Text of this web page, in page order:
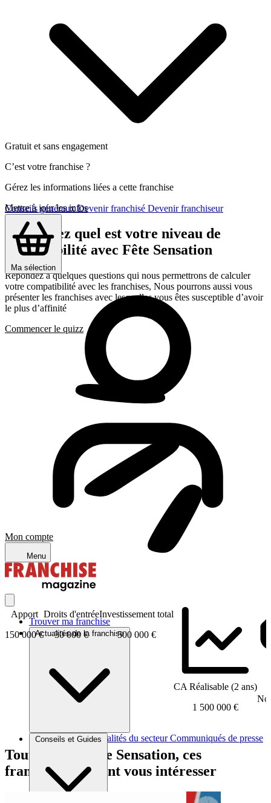
Conseils générauxDevenir franchisé Devenir franchiseur
Ma sélection
Mon compte
Menu
Trouver ma franchise
Actualités de la franchise
Brèves et actus Actualités du secteur Communiqués de presse
Conseils et Guides
Gratuit et sans engagement
C’est votre franchise ?
Gérez les informations liées a cette franchise
Mettre à jour les infos
Découvrez quel est votre niveau de
compatibilité avec Fête Sensation
Répondez a quelques questions qui nous permettrons de calculer
votre compatibilité avec les franchises, Nous pourrons aussi vous
présenter les franchises avec lesquelles vous êtes susceptible d’avoir
le plus d’affinité
Commencer le quizz
Apport
150 000 €
Droits d'entrée
30 000 €
Investissement total
500 000 €
CA Réalisable (2 ans)
1 500 000 €
Tout comme Fête Sensation, ces
franchises peuvent vous intéresser